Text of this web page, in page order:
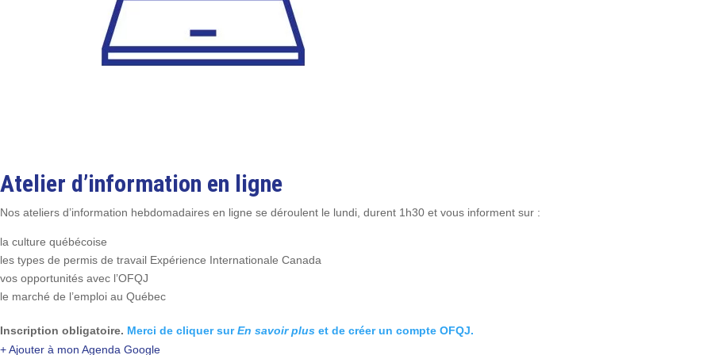
Atelier d’information en ligne
Nos ateliers d’information hebdomadaires en ligne se déroulent le lundi, durent 1h30 et vous informent sur :
la culture québécoise
les types de permis de travail Expérience Internationale Canada
vos opportunités avec l’OFQJ
le marché de l’emploi au Québec
Inscription obligatoire. Merci de cliquer surEn savoir plus et de créer un compte OFQJ.
+ Ajouter à mon Agenda Google